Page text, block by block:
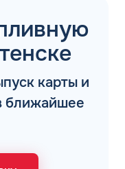
карты и
ближайшее